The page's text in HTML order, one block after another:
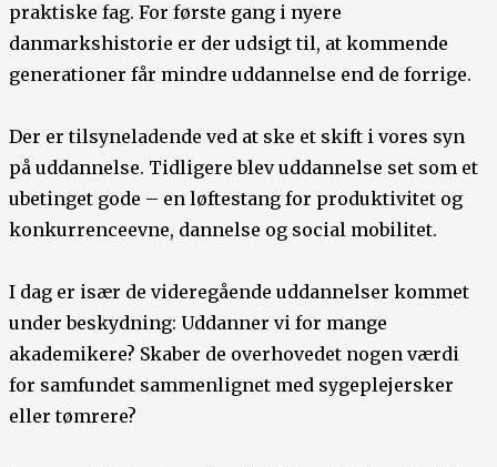
praktiske fag. For første gang i nyere
danmarkshistorie er der udsigt til, at kommende
generationer får mindre uddannelse end de forrige.
Der er tilsyneladende ved at ske et skift i vores syn
på uddannelse. Tidligere blev uddannelse set som et
ubetinget gode – en løftestang for produktivitet og
konkurrenceevne, dannelse og social mobilitet.
I dag er især de videregående uddannelser kommet
under beskydning: Uddanner vi for mange
akademikere? Skaber de overhovedet nogen værdi
for samfundet sammenlignet med sygeplejersker
eller tømrere?